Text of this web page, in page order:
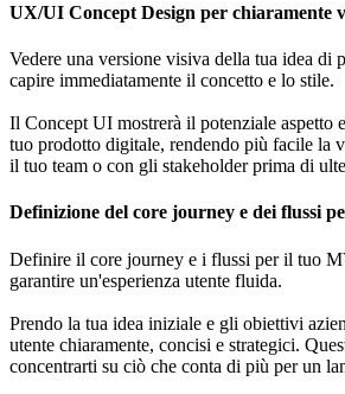
UX/UI Concept Design per chiaramente
Vedere una versione visiva della tua idea di
capire immediatamente il concetto e lo stile.
Il Concept UI mostrerà il potenziale aspetto
tuo prodotto digitale, rendendo più facile la
il tuo team o con gli stakeholder prima di
Definizione del core journey e dei flussi
Definire il core journey e i flussi per il tuo
garantire un'esperienza utente fluida.
Prendo la tua idea iniziale e gli obiettivi
utente chiaramente, concisi e strategici.
concentrarti su ciò che conta di più per un